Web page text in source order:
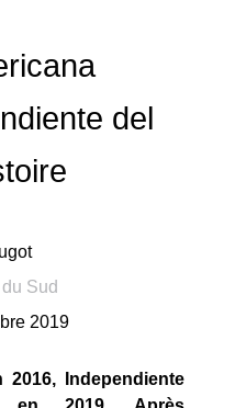
del
Sud
2019
Independiente